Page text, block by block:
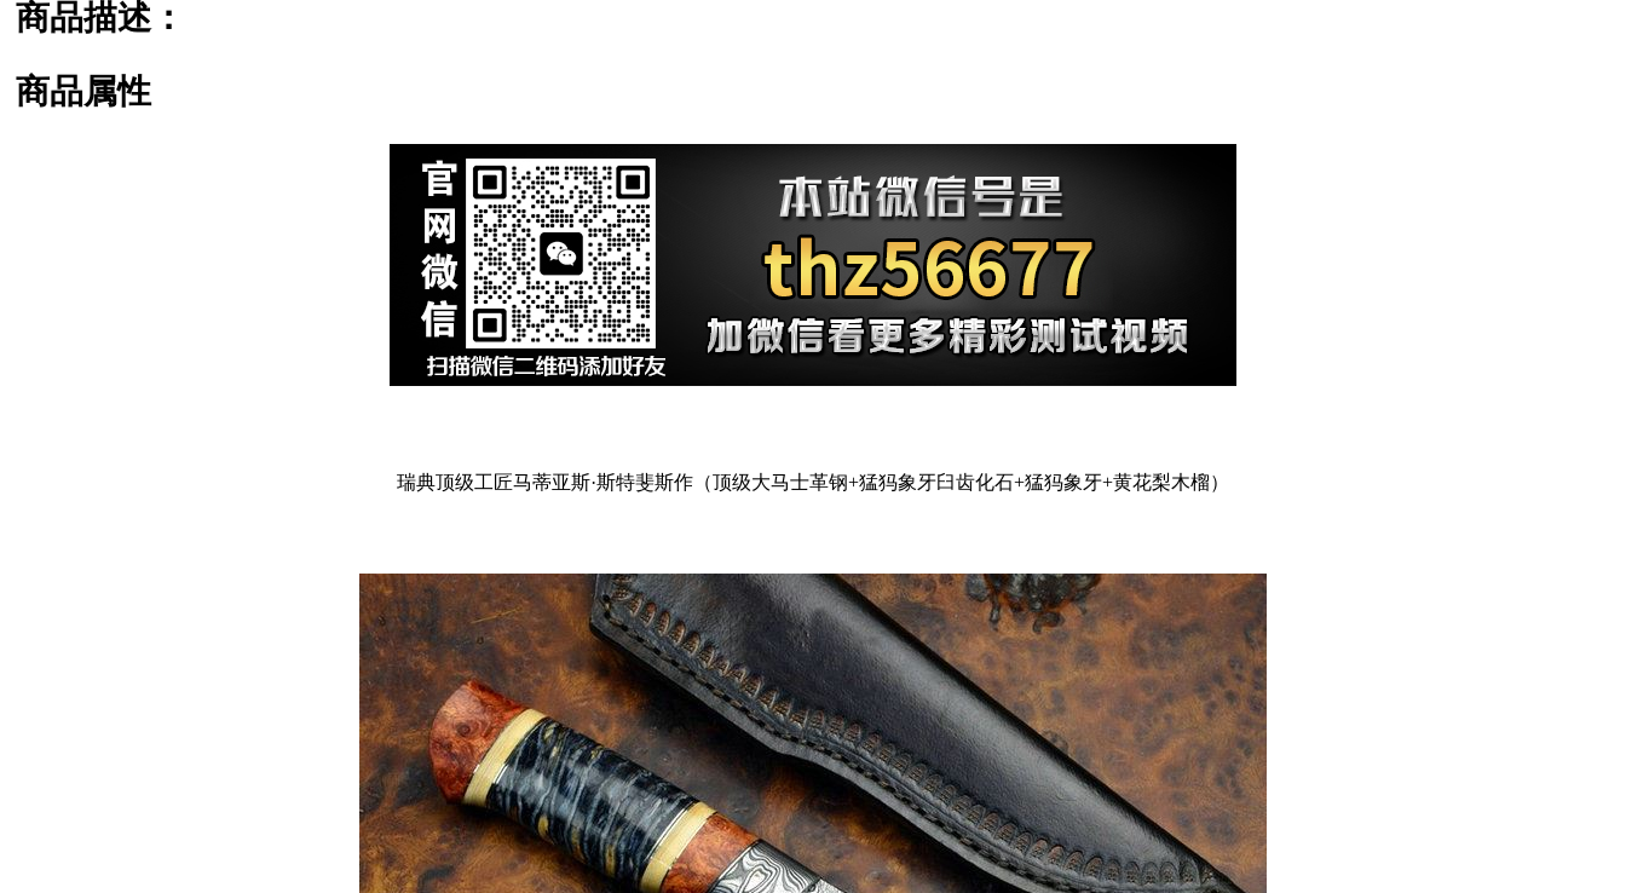
商品描述：
商品属性
瑞典顶级工匠马蒂亚斯·斯特斐斯作（顶级大马士革钢+猛犸象牙臼齿化石+猛犸象牙+黄花梨木榴）